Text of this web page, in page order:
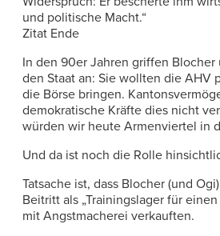
und politische Macht.“
Zitat Ende
In den 90er Jahren griffen Blocher
den Staat an: Sie wollten die AHV
die Börse bringen.
demokratische Kräfte dies nicht
würden wir heute Armenviertel in
Und da ist noch die Rolle
Tatsache ist, dass Blocher (und
Beitritt als „Trainingslager für
mit Angstmacherei verkauften.